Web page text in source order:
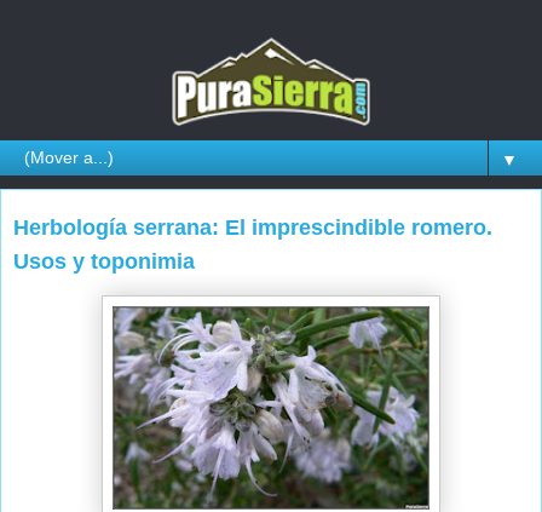
▼
Herbología serrana: El imprescindible romero.
Usos y toponimia